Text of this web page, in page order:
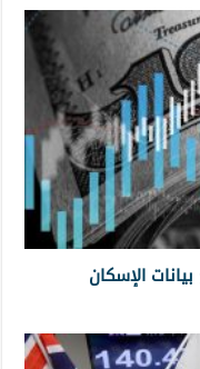
الإسكان